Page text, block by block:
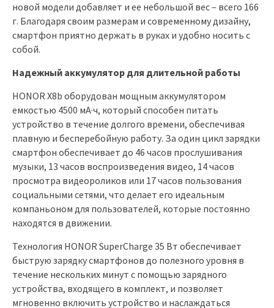
новой модели добавляет и ее небольшой вес – всего 166
г. Благодаря своим размерам и современному дизайну,
смартфон приятно держать в руках и удобно носить с
собой.
Надежный аккумулятор для длительной работы
HONOR X8b оборудован мощным аккумулятором
емкостью 4500 мА·ч, который способен питать
устройство в течение долгого времени, обеспечивая
плавную и бесперебойную работу. За один цикл зарядки
смартфон обеспечивает до 46 часов прослушивания
музыки, 13 часов воспроизведения видео, 14 часов
просмотра видеороликов или 17 часов пользования
социальными сетями, что делает его идеальным
компаньоном для пользователей, которые постоянно
находятся в движении.
Технология HONOR SuperCharge 35 Вт обеспечивает
быструю зарядку смартфонов до полезного уровня в
течение нескольких минут с помощью зарядного
устройства, входящего в комплект, и позволяет
мгновенно включить устройство и наслаждаться